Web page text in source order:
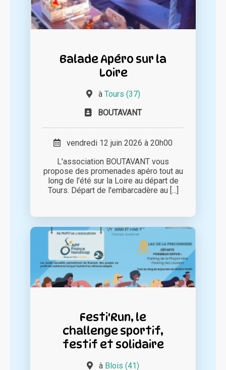
Balade Apéro sur la
Loire
à Tours (37)
BOUTAVANT
vendredi 12 juin 2026 à 20h00
L'association BOUTAVANT vous
propose des promenades apéro tout au
long de l'été sur la Loire au départ de
Tours. Départ de l'embarcadère au [...]
Festi'Run, le
challenge sportif,
festif et solidaire
à Blois (41)